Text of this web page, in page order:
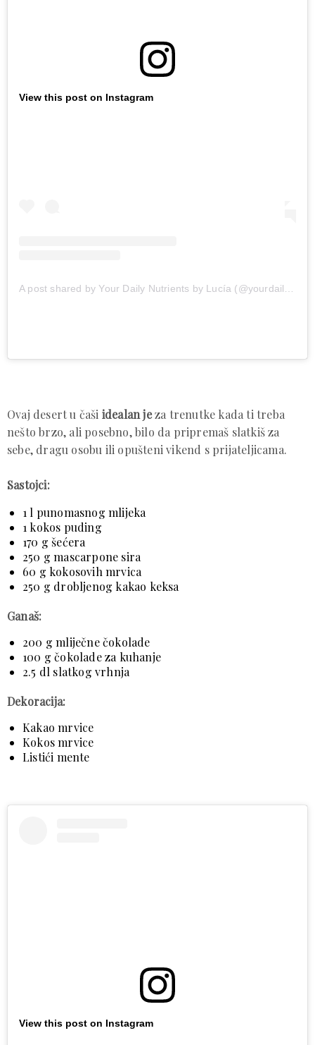
View this post on Instagram
Ovaj desert u čaši idealan jeza trenutke kada ti treba
nešto brzo, ali posebno, bilo da pripremaš slatkiš za
sebe, dragu osobu ili opušteni vikend s prijateljicama.
Sastojci:
1 l punomasnog mlijeka
1 kokos puding
170 g šećera
250 g mascarpone sira
60 g kokosovih mrvica
250 g drobljenog kakao keksa
Ganaš:
200 g mliječne čokolade
100 g čokolade za kuhanje
2.5 dl slatkog vrhnja
Dekoracija:
Kakao mrvice
Kokos mrvice
Listići mente
View this post on Instagram